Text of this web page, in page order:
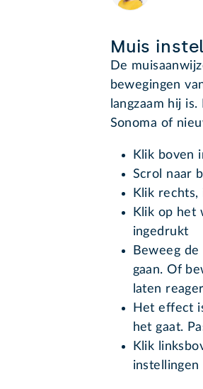
Muis
De
bewegingen
langzaam hij
Sonoma of
Klik boven
Scrol naar
Klik rechts,
Klik op het
ingedrukt
Beweeg
gaan. Of
laten
Het effect
het gaat.
Klik
instellingen